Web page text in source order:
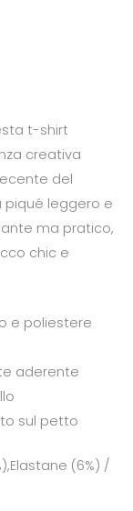
t-shirt
creativa
del
leggero e
ma pratico,
chic e
e poliestere
aderente
sul petto
(6%) /